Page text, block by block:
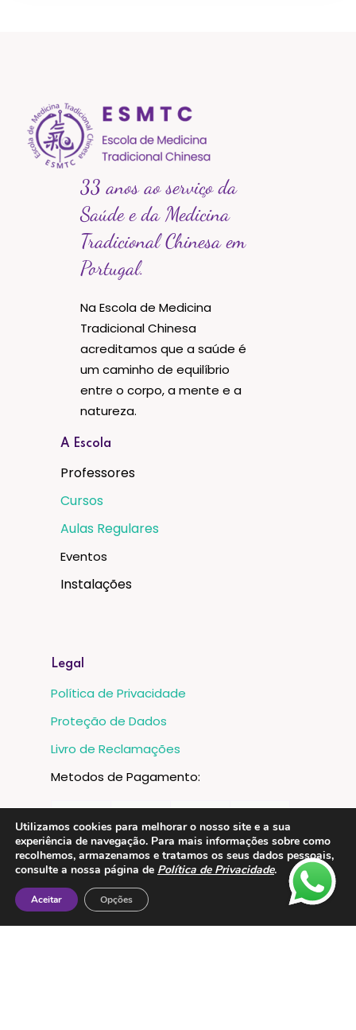
33 anos ao serviço da
Saúde e da Medicina
Tradicional Chinesa em
Portugal.
Na Escola de Medicina
Tradicional Chinesa
acreditamos que a saúde é
um caminho de equilíbrio
entre o corpo, a mente e a
natureza.
A Escola
Professores
Cursos
Aulas Regulares
Eventos
Instalações
Legal
Política de Privacidade
Proteção de Dados
Livro de Reclamações
Metodos de Pagamento:
Utilizamos cookies para melhorar o nosso site e a sua
experiência de navegação. Para mais informações sobre como
recolhemos, armazenamos e tratamos os seus dados pessoais,
consulte a nossa página de Política de Privacidade.
Aceitar Opções